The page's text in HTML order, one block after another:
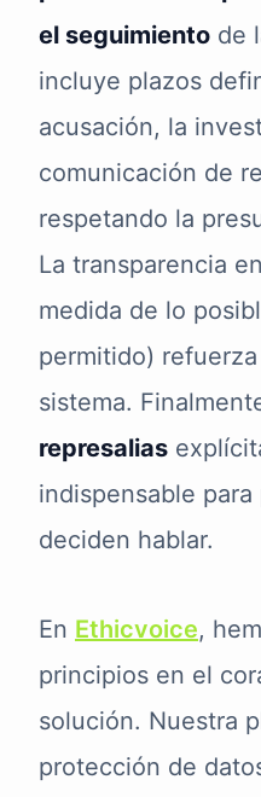
el seguimiento de
incluye plazos
acusación, la
comunicación de
respetando la
La transparencia
medida de lo
permitido)
sistema.
represalias
indispensable
deciden hablar.
En Ethicvoice,
principios en el
solución. Nuestra
protección de